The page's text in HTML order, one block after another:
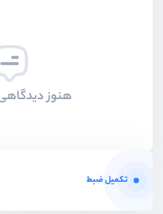
هنوز
تکمیل ضبط